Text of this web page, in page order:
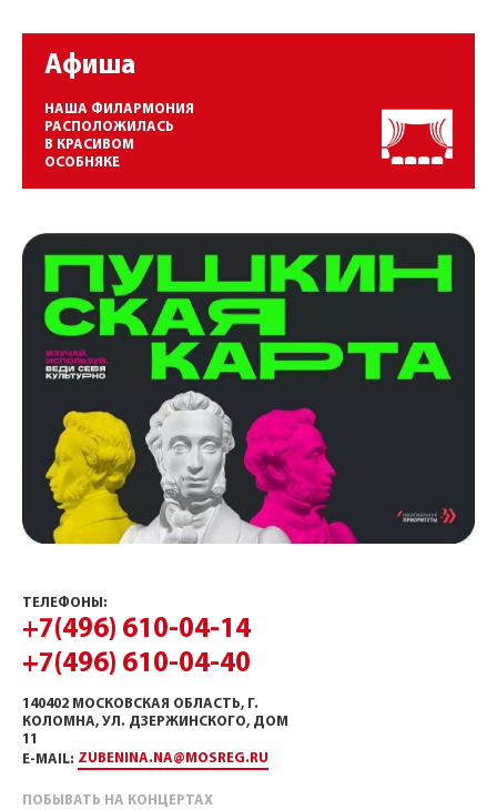
Афиша
НАША ФИЛАРМОНИЯ
РАСПОЛОЖИЛАСЬ
В КРАСИВОМ
ОСОБНЯКЕ
ТЕЛЕФОНЫ:
+7(496) 610-04-14
+7(496) 610-04-40
140402 МОСКОВСКАЯ ОБЛАСТЬ, Г.
КОЛОМНА, УЛ. ДЗЕРЖИНСКОГО, ДОМ
11
E-MAIL: ZUBENINA.NA@MOSREG.RU
ПОБЫВАТЬ НА КОНЦЕРТАХ